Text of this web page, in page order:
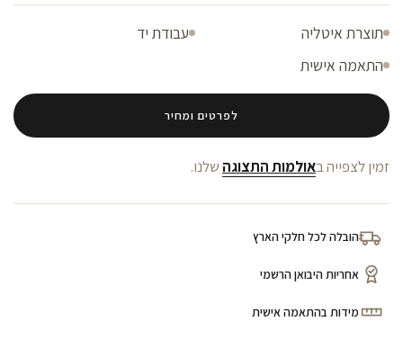
תוצרת איטליה
עבודת יד
התאמה אישית
לפרטים ומחיר
זמין לצפייה באולמות התצוגה שלנו.
הובלה לכל חלקי הארץ
אחריות היבואן הרשמי
מידות בהתאמה אישית